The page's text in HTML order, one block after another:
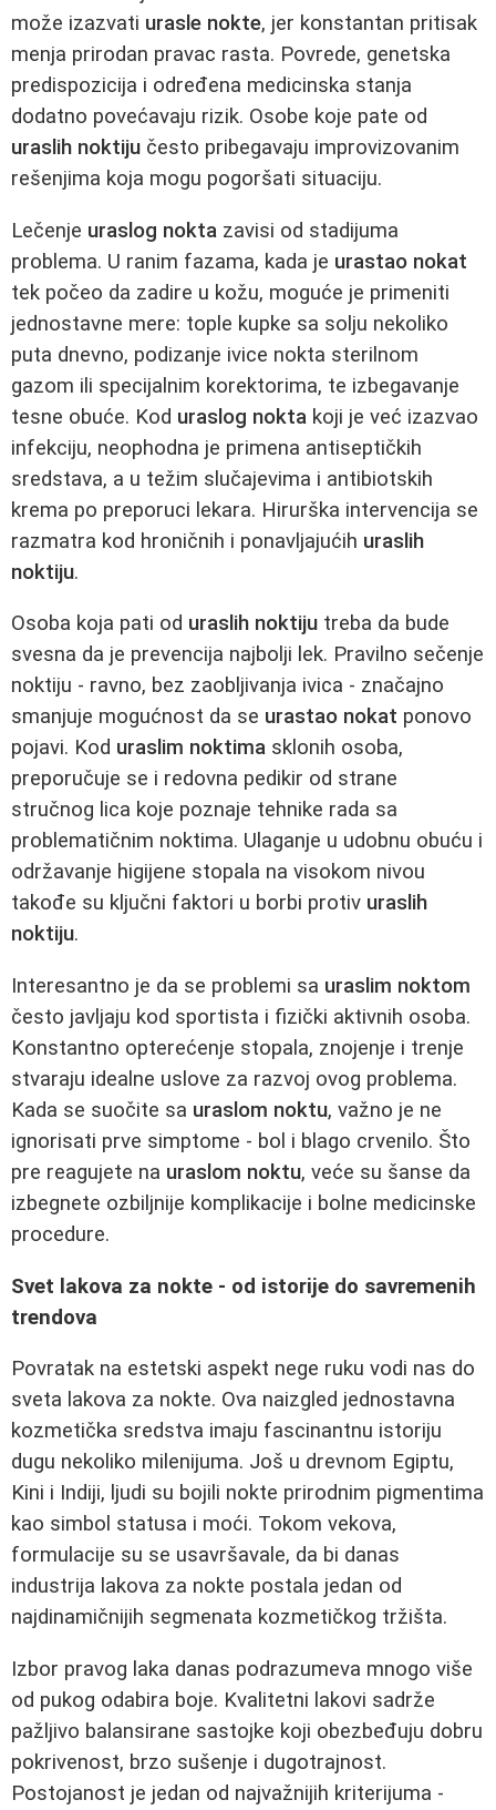
može izazvati urasle nokte, jer konstantan pritisak
menja prirodan pravac rasta. Povrede, genetska
predispozicija i određena medicinska stanja
dodatno povećavaju rizik. Osobe koje pate od
uraslih noktiju često pribegavaju improvizovanim
rešenjima koja mogu pogoršati situaciju.
Lečenje uraslog nokta zavisi od stadijuma
problema. U ranim fazama, kada je urastao nokat
tek počeo da zadire u kožu, moguće je primeniti
jednostavne mere: tople kupke sa solju nekoliko
puta dnevno, podizanje ivice nokta sterilnom
gazom ili specijalnim korektorima, te izbegavanje
tesne obuće. Kod uraslog nokta koji je već izazvao
infekciju, neophodna je primena antiseptičkih
sredstava, a u težim slučajevima i antibiotskih
krema po preporuci lekara. Hirurška intervencija se
razmatra kod hroničnih i ponavljajućih uraslih
noktiju.
Osoba koja pati od uraslih noktiju treba da bude
svesna da je prevencija najbolji lek. Pravilno sečenje
noktiju - ravno, bez zaobljivanja ivica - značajno
smanjuje mogućnost da se urastao nokat ponovo
pojavi. Kod uraslim noktima sklonih osoba,
preporučuje se i redovna pedikir od strane
stručnog lica koje poznaje tehnike rada sa
problematičnim noktima. Ulaganje u udobnu obuću i
održavanje higijene stopala na visokom nivou
takođe su ključni faktori u borbi protiv uraslih
noktiju.
Interesantno je da se problemi sa uraslim noktom
često javljaju kod sportista i fizički aktivnih osoba.
Konstantno opterećenje stopala, znojenje i trenje
stvaraju idealne uslove za razvoj ovog problema.
Kada se suočite sa uraslom noktu, važno je ne
ignorisati prve simptome - bol i blago crvenilo. Što
pre reagujete na uraslom noktu, veće su šanse da
izbegnete ozbiljnije komplikacije i bolne medicinske
procedure.
Svet lakova za nokte - od istorije do savremenih
trendova
Povratak na estetski aspekt nege ruku vodi nas do
sveta lakova za nokte. Ova naizgled jednostavna
kozmetička sredstva imaju fascinantnu istoriju
dugu nekoliko milenijuma. Još u drevnom Egiptu,
Kini i Indiji, ljudi su bojili nokte prirodnim pigmentima
kao simbol statusa i moći. Tokom vekova,
formulacije su se usavršavale, da bi danas
industrija lakova za nokte postala jedan od
najdinamičnijih segmenata kozmetičkog tržišta.
Izbor pravog laka danas podrazumeva mnogo više
od pukog odabira boje. Kvalitetni lakovi sadrže
pažljivo balansirane sastojke koji obezbeđuju dobru
pokrivenost, brzo sušenje i dugotrajnost.
Postojanost je jedan od najvažnijih kriterijuma -